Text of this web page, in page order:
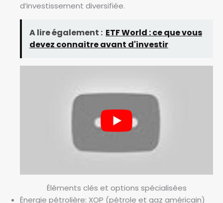
d’investissement diversifiée.
A lire également : ETF World : ce que vous
devez connaitre avant d'investir
Éléments clés et options spécialisées
Énergie pétrolière: XOP (pétrole et gaz américain)